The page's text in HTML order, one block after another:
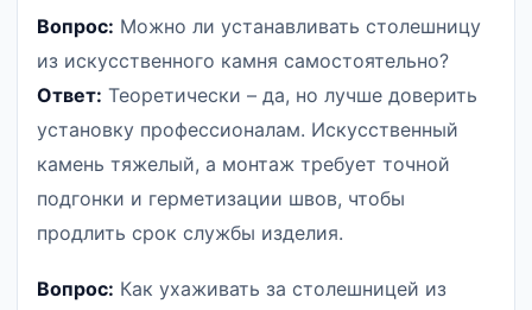
Вопрос: Можно ли устанавливать столешницу
из искусственного камня самостоятельно?
Ответ: Теоретически – да, но лучше доверить
установку профессионалам. Искусственный
камень тяжелый, а монтаж требует точной
подгонки и герметизации швов, чтобы
продлить срок службы изделия.
Вопрос: Как ухаживать за столешницей из